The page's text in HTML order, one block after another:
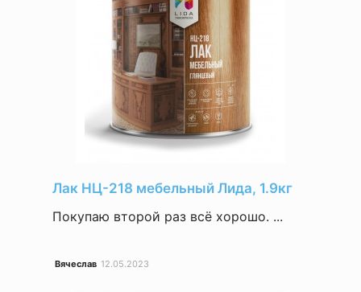
Лак НЦ-218 мебельный Лида, 1.9кг
Покупаю второй раз всё хорошо. ...
Вячеслав 12.05.2023